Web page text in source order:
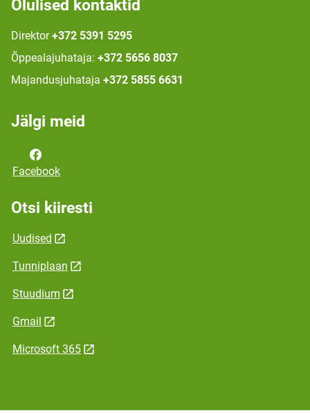
Olulised kontaktid
Direktor +372 5391 5295
Õppealajuhataja: +372 5656 8037
Majandusjuhataja +372 5855 6631
Jälgi meid
Facebook
Otsi kiiresti
Uudised
Tunniplaan
Stuudium
Gmail
Microsoft 365